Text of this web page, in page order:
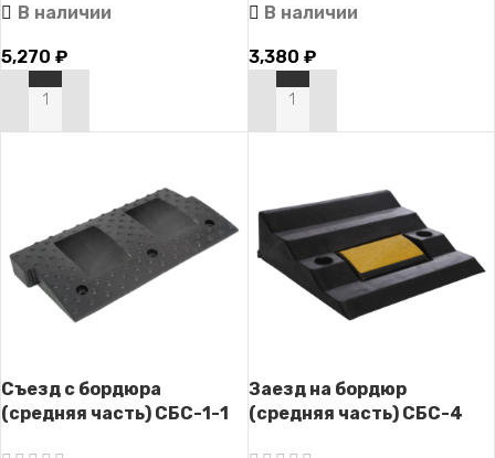
В наличии
5,270 ₽
В КОРЗИНУ
В наличии
3,380 ₽
В КОРЗИНУ
Съезд с бордюра
(средняя часть) СБС-1-1
Заезд на бордюр
(средняя часть) СБС-4